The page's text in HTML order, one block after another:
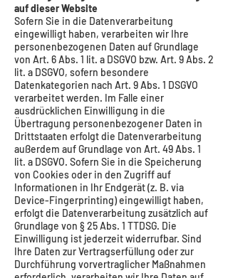
auf dieser Website
Sofern Sie in die Datenverarbeitung
eingewilligt haben, verarbeiten wir Ihre
personenbezogenen Daten auf Grundlage
von Art. 6 Abs. 1 lit. a DSGVO bzw. Art. 9 Abs. 2
lit. a DSGVO, sofern besondere
Datenkategorien nach Art. 9 Abs. 1 DSGVO
verarbeitet werden. Im Falle einer
ausdrücklichen Einwilligung in die
Übertragung personenbezogener Daten in
Drittstaaten erfolgt die Datenverarbeitung
außerdem auf Grundlage von Art. 49 Abs. 1
lit. a DSGVO. Sofern Sie in die Speicherung
von Cookies oder in den Zugriff auf
Informationen in Ihr Endgerät (z. B. via
Device-Fingerprinting) eingewilligt haben,
erfolgt die Datenverarbeitung zusätzlich auf
Grundlage von § 25 Abs. 1 TTDSG. Die
Einwilligung ist jederzeit widerrufbar. Sind
Ihre Daten zur Vertragserfüllung oder zur
Durchführung vorvertraglicher Maßnahmen